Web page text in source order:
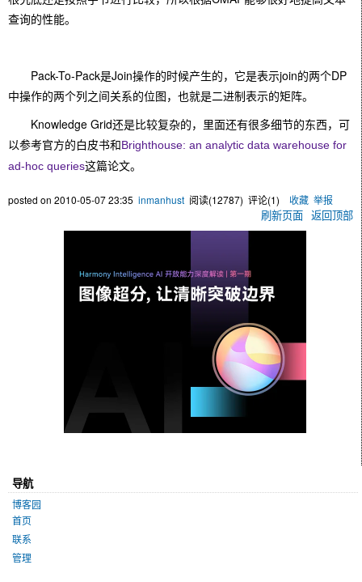
查询的性能。
Pack-To-Pack是Join操作的时候产生的，它是表示join的两个DP
中操作的两个列之间关系的位图，也就是二进制表示的矩阵。
Knowledge Grid还是比较复杂的，里面还有很多细节的东西，可
以参考官方的白皮书和Brighthouse: an analytic data warehouse for
ad-hoc queries这篇论文。
posted on 2010-05-07 23:35 inmanhust 阅读(12787) 评论(1) 收藏 举报
刷新页面 返回顶部
导航
博客园
首页
联系
管理